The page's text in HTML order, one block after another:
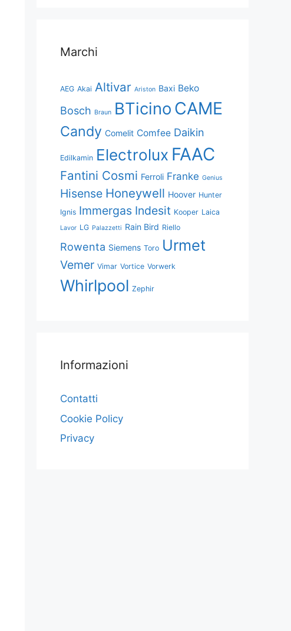
Marchi
AEG Akai Altivar Ariston Baxi Beko
Bosch Braun BTicino CAME
Candy Comelit Comfee Daikin
Edilkamin Electrolux FAAC
Fantini Cosmi Ferroli Franke Genius
Hisense Honeywell Hoover Hunter
Ignis Immergas Indesit Kooper Laica
Lavor LG Palazzetti Rain Bird Riello
Rowenta Siemens Toro Urmet
Vemer Vimar Vortice Vorwerk
Whirlpool Zephir
Informazioni
Contatti
Cookie Policy
Privacy